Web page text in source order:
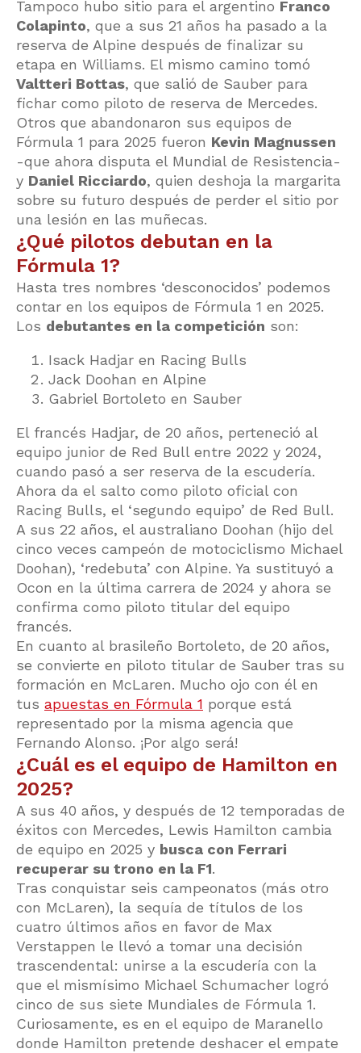
Tampoco hubo sitio para el argentino Franco
Colapinto, que a sus 21 años ha pasado a la
reserva de Alpine después de finalizar su
etapa en Williams. El mismo camino tomó
Valtteri Bottas, que salió de Sauber para
fichar como piloto de reserva de Mercedes.
Otros que abandonaron sus equipos de
Fórmula 1 para 2025 fueron Kevin Magnussen
-que ahora disputa el Mundial de Resistencia-
y Daniel Ricciardo, quien deshoja la margarita
sobre su futuro después de perder el sitio por
una lesión en las muñecas.
¿Qué pilotos debutan en la
Fórmula 1?
Hasta tres nombres ‘desconocidos’ podemos
contar en los equipos de Fórmula 1 en 2025.
Los debutantes en la competición son:
Isack Hadjar en Racing Bulls
Jack Doohan en Alpine
Gabriel Bortoleto en Sauber
El francés Hadjar, de 20 años, perteneció al
equipo junior de Red Bull entre 2022 y 2024,
cuando pasó a ser reserva de la escudería.
Ahora da el salto como piloto oficial con
Racing Bulls, el ‘segundo equipo’ de Red Bull.
A sus 22 años, el australiano Doohan (hijo del
cinco veces campeón de motociclismo Michael
Doohan), ‘redebuta’ con Alpine. Ya sustituyó a
Ocon en la última carrera de 2024 y ahora se
confirma como piloto titular del equipo
francés.
En cuanto al brasileño Bortoleto, de 20 años,
se convierte en piloto titular de Sauber tras su
formación en McLaren. Mucho ojo con él en
tus apuestas en Fórmula 1 porque está
representado por la misma agencia que
Fernando Alonso. ¡Por algo será!
¿Cuál es el equipo de Hamilton en
2025?
A sus 40 años, y después de 12 temporadas de
éxitos con Mercedes, Lewis Hamilton cambia
de equipo en 2025 y busca con Ferrari
recuperar su trono en la F1.
Tras conquistar seis campeonatos (más otro
con McLaren), la sequía de títulos de los
cuatro últimos años en favor de Max
Verstappen le llevó a tomar una decisión
trascendental: unirse a la escudería con la
que el mismísimo Michael Schumacher logró
cinco de sus siete Mundiales de Fórmula 1.
Curiosamente, es en el equipo de Maranello
donde Hamilton pretende deshacer el empate